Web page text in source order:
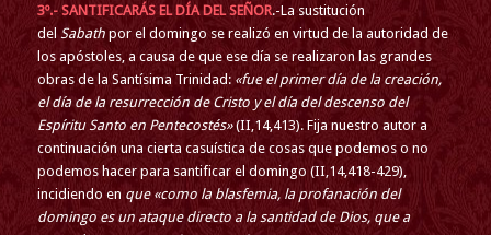
3º.- SANTIFICARÁS EL DÍA DEL SEÑOR.-La sustitución
del Sabathpor el domingo se realizó en virtud de la autoridad de
los apóstoles, a causa de que ese día se realizaron las grandes
obras de la Santísima Trinidad: «fue el primer día de la creación,
el día de la resurrección de Cristo y el día del descenso del
Espíritu Santo en Pentecostés»(II,14,413). Fija nuestro autor a
continuación una cierta casuística de cosas que podemos o no
podemos hacer para santificar el domingo (II,14,418-429),
incidiendo en que «como la blasfemia, la profanación del
domingo es un ataque directo a la santidad de Dios, que a